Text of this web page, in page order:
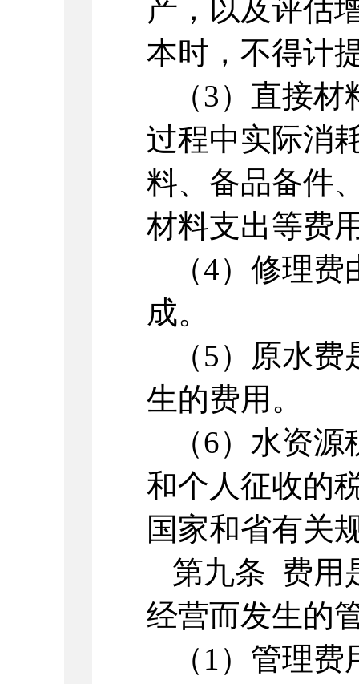
产，以及评估
本时，不得计
（3）直接
过程中实际消
料、备品备件
材料支出等费
（4）修理
成。
（5）原水
生的费用。
（6）水资
和个人征收的
国家和省有关
第九条 费用
经营而发生的
（1）管理